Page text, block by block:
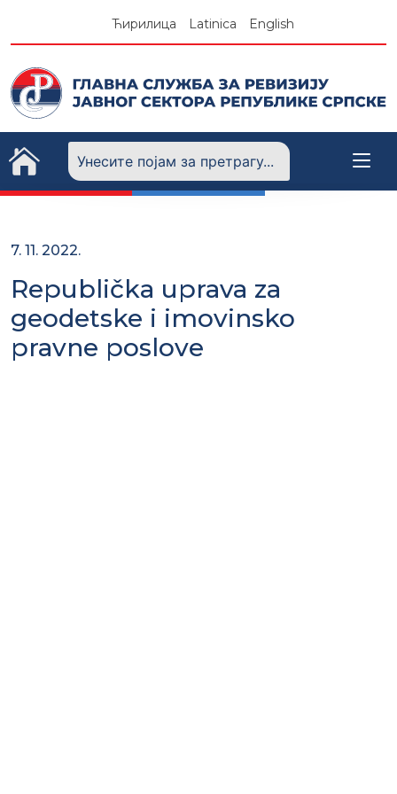
Ћирилица Latinica English
7. 11. 2022.
Republička uprava za
geodetske i imovinsko
pravne poslove